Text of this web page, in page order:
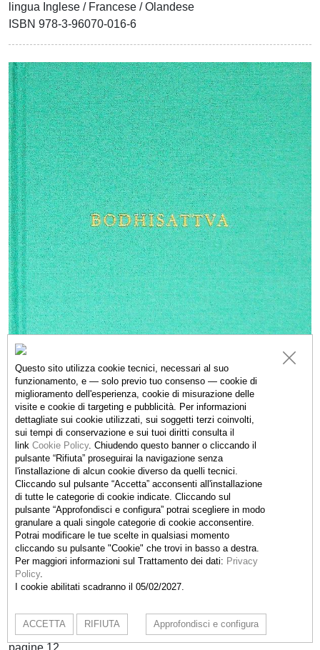
lingua Inglese / Francese / Olandese
ISBN 978-3-96070-016-6
Robert Adams
Bodhisattva
pagine 12
Questo sito utilizza cookie tecnici, necessari al suo
funzionamento, e — solo previo tuo consenso — cookie di
miglioramento dell'esperienza, cookie di misurazione delle
visite e cookie di targeting e pubblicità. Per informazioni
dettagliate sui cookie utilizzati, sui soggetti terzi coinvolti,
sui tempi di conservazione e sui tuoi diritti consulta il
link Cookie Policy. Chiudendo questo banner o cliccando il
pulsante “Rifiuta” proseguirai la navigazione senza
l'installazione di alcun cookie diverso da quelli tecnici.
Cliccando sul pulsante “Accetta” acconsenti all'installazione
di tutte le categorie di cookie indicate. Cliccando sul
pulsante “Approfondisci e configura” potrai scegliere in modo
granulare a quali singole categorie di cookie acconsentire.
Potrai modificare le tue scelte in qualsiasi momento
cliccando su pulsante "Cookie" che trovi in basso a destra.
Per maggiori informazioni sul Trattamento dei dati: Privacy
Policy.
I cookie abilitati scadranno il 05/02/2027.
ACCETTA RIFIUTA Approfondisci e configura